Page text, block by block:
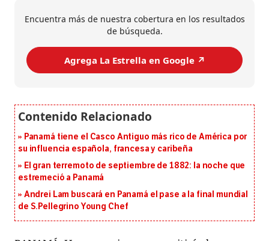
Encuentra más de nuestra cobertura en los resultados
de búsqueda.
Agrega La Estrella en Google ↗️
Panamá tiene el Casco Antiguo más rico de América por
su influencia española, francesa y caribeña
El gran terremoto de septiembre de 1882: la noche que
estremeció a Panamá
Andrei Lam buscará en Panamá el pase a la final mundial
de S.Pellegrino Young Chef